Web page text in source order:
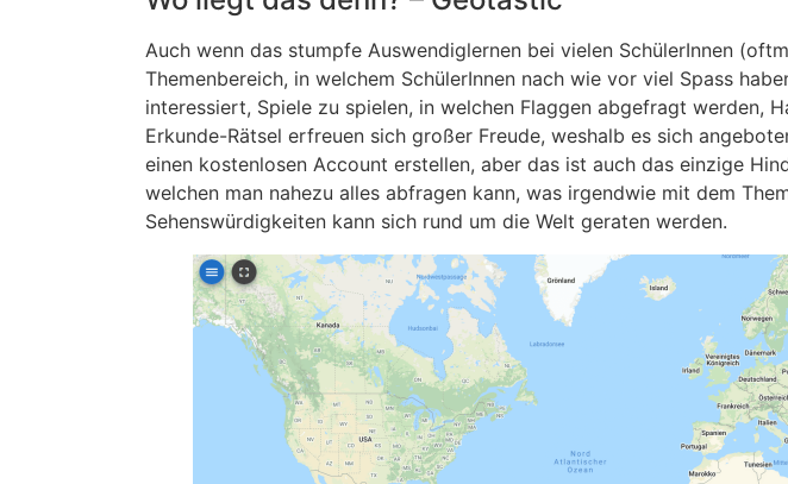
Auch wenn das stumpfe Auswendiglernen bei vielen SchülerInnen
Themenbereich, in welchem SchülerInnen nach wie vor viel Spass
interessiert, Spiele zu spielen, in welchen Flaggen abgefragt werden,
Erkunde-Rätsel erfreuen sich großer Freude, weshalb es sich
einen kostenlosen Account erstellen, aber das ist auch das einzige
welchen man nahezu alles abfragen kann, was irgendwie mit dem
Sehenswürdigkeiten kann sich rund um die Welt geraten werden.